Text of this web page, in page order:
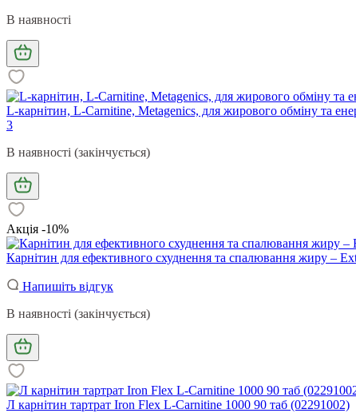
В наявності
L-карнітин, L-Carnitine, Metagenics, для жирового обміну та
3
В наявності (закінчується)
Акція -10%
Карнітин для ефективного схуднення та спалювання жиру –
Напишіть відгук
В наявності (закінчується)
Л карнітин тартрат Iron Flex L-Carnitine 1000 90 таб (02291002)